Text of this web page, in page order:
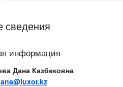
сведения
информация
Дана Казбековна